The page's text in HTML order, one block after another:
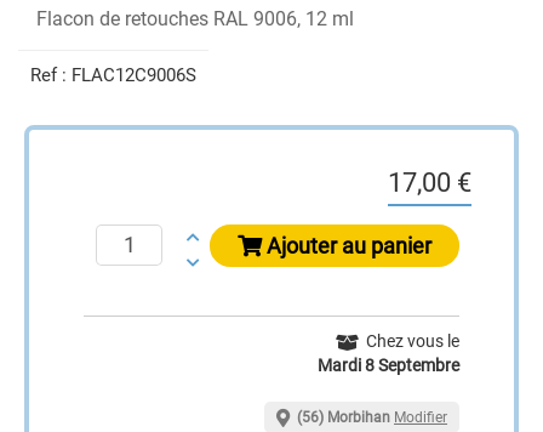
Flacon de retouches RAL 9006, 12 ml
Ref : FLAC12C9006S
17,00 €
Ajouter au panier
Chez vous le
Mardi 8 Septembre
(56) Morbihan Modifier